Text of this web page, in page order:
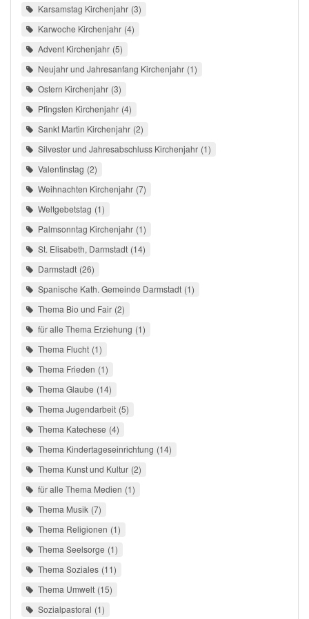
Karsamstag Kirchenjahr 3
Karwoche Kirchenjahr 4
Advent Kirchenjahr 5
Neujahr und Jahresanfang Kirchenjahr 1
Ostern Kirchenjahr 3
Pfingsten Kirchenjahr 4
Sankt Martin Kirchenjahr 2
Silvester und Jahresabschluss Kirchenjahr 1
Valentinstag 2
Weihnachten Kirchenjahr 7
Weltgebetstag 1
Palmsonntag Kirchenjahr 1
St. Elisabeth, Darmstadt 14
Darmstadt 26
Spanische Kath. Gemeinde Darmstadt 1
Thema Bio und Fair 2
für alle Thema Erziehung 1
Thema Flucht 1
Thema Frieden 1
Thema Glaube 14
Thema Jugendarbeit 5
Thema Katechese 4
Thema Kindertageseinrichtung 14
Thema Kunst und Kultur 2
für alle Thema Medien 1
Thema Musik 7
Thema Religionen 1
Thema Seelsorge 1
Thema Soziales 11
Thema Umwelt 15
Sozialpastoral 1